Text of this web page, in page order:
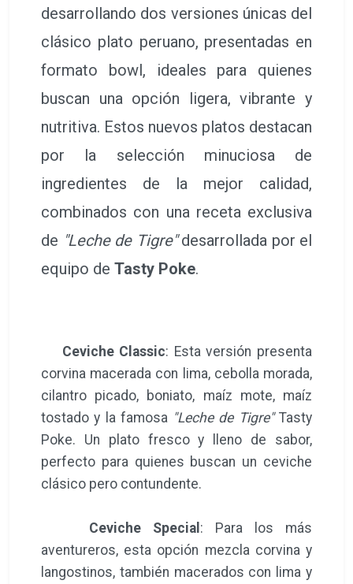
desarrollando dos versiones únicas del
clásico plato peruano, presentadas en
formato bowl, ideales para quienes
buscan una opción ligera, vibrante y
nutritiva. Estos nuevos platos destacan
por la selección minuciosa de
ingredientes de la mejor calidad,
combinados con una receta exclusiva
de "Leche de Tigre"desarrollada por el
equipo de Tasty Poke.
Ceviche Classic: Esta versión presenta
corvina macerada con lima, cebolla morada,
cilantro picado, boniato, maíz mote, maíz
tostado y la famosa "Leche de Tigre"Tasty
Poke. Un plato fresco y lleno de sabor,
perfecto para quienes buscan un ceviche
clásico pero contundente.
Ceviche Special : Para los más
aventureros, esta opción mezcla corvina y
langostinos, también macerados con lima y